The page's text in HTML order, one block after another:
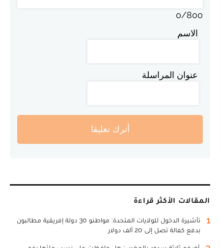
0/800
الاسم
عنوان المراسلة
أترك تعليقا
المقالات الأكثر قراءة
1
تأشيرة الدخول للولايات المتحدة: مواطنو 30 دولة إفريقية مطالبون
بدفع كفالة تصل إلى 20 ألف دولار